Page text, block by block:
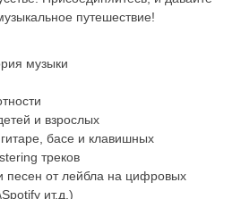
путешествие!
музыки
и взрослых
басе и клавишных
треков
песен от лейбла на цифровых
ит.д.)